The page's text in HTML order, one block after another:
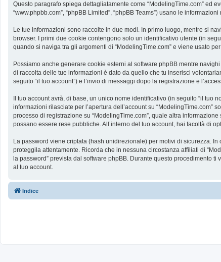
Questo paragrafo spiega dettagliatamente come “ModelingTime.com” ed
“www.phpbb.com”, “phpBB Limited”, “phpBB Teams”) usano le
Le tue informazioni sono raccolte in due modi. In primo luogo, mentre si
browser. I primi due cookie contengono solo un identificativo utente (in
quando si naviga tra gli argomenti di “ModelingTime.com” e viene usato
Possiamo anche generare cookie esterni al software phpBB mentre
di raccolta delle tue informazioni è dato da quello che tu inserisci
seguito “il tuo account”) e l’invio di messaggi dopo la registrazione e
Il tuo account avrà, di base, un unico nome identificativo (in seguito “il tuo
informazioni rilasciate per l’apertura dell’account su
processo di registrazione su “ModelingTime.com”, quale altra
possano essere rese pubbliche. All’interno del tuo account, hai facoltà di
La password viene criptata (hash unidirezionale) per motivi di sicurezza.
proteggila attentamente. Ricorda che in nessuna circostanza affiliati di
la password” prevista dal software phpBB. Durante questo procedimento
al tuo account.
Indice